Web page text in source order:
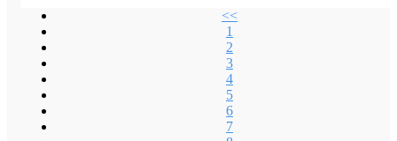
<<
1
2
3
4
5
6
7